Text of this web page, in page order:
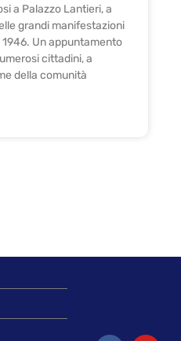
a Palazzo Lantieri, a
grandi manifestazioni
Un appuntamento
cittadini, a
della comunità